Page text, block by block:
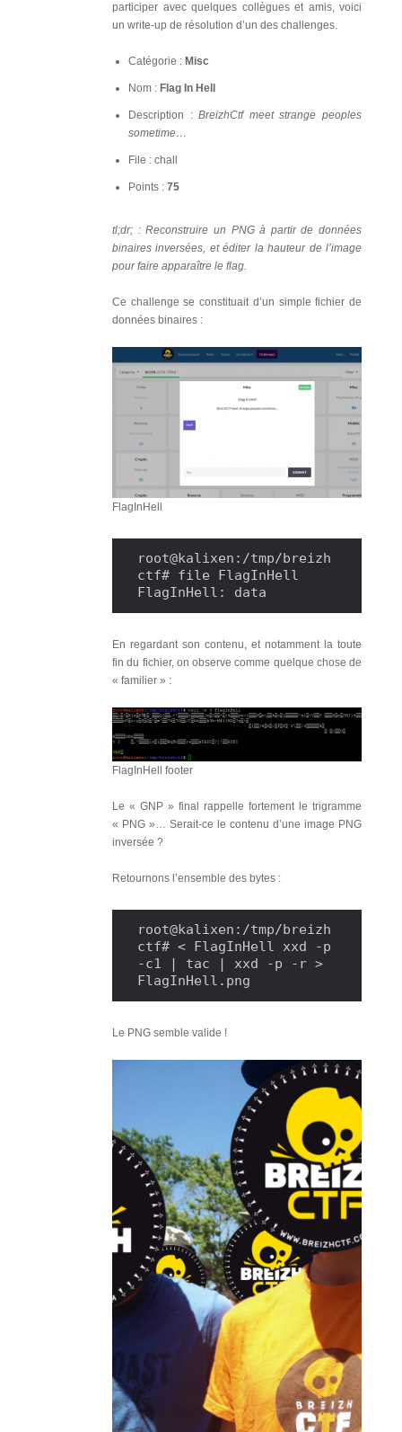
participer avec quelques collègues et amis, voici
un write-up de résolution d’un des challenges.
Catégorie : Misc
Nom : Flag In Hell
Description :BreizhCtf meet strange peoples
sometime…
File : chall
Points : 75
tl;dr; : Reconstruire un PNG à partir de données
binaires inversées, et éditer la hauteur de l’image
pour faire apparaître le flag.
Ce challenge se constituait d’un simple fichier de
données binaires :
FlagInHell
root@kalixen:/tmp/breizh
ctf# file FlagInHell
FlagInHell: data
En regardant son contenu, et notamment la toute
fin du fichier, on observe comme quelque chose de
« familier » :
FlagInHell footer
Le « GNP » final rappelle fortement le trigramme
« PNG »… Serait-ce le contenu d’une image PNG
inversée ?
Retournons l’ensemble des bytes :
root@kalixen:/tmp/breizh
ctf# < FlagInHell xxd -p
-c1 | tac | xxd -p -r >
FlagInHell.png
Le PNG semble valide !